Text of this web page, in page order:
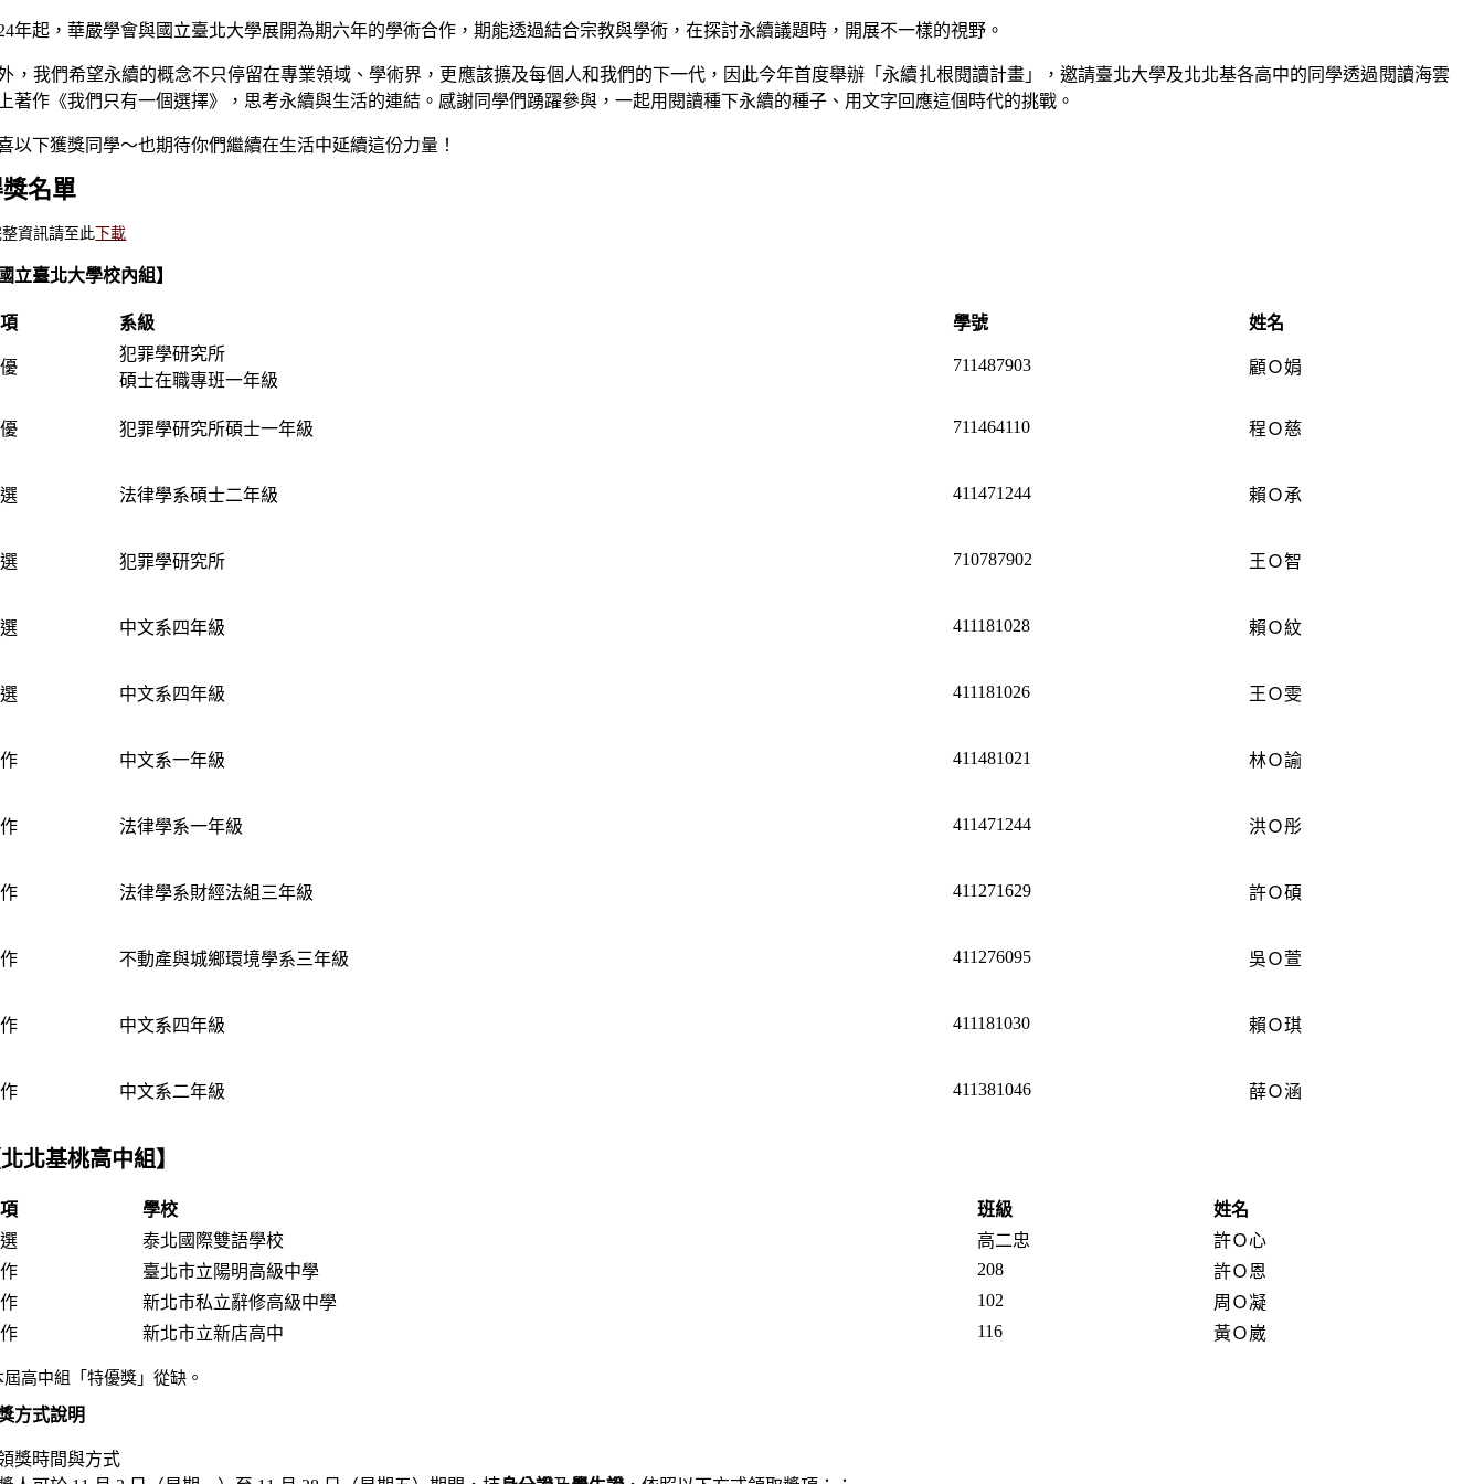
年起，華嚴學會與國立臺北大學展開為期六年的學術合作，期能透過結合宗教與學術，在探討永續議題時，開展不一樣的視野。
，我們希望永續的概念不只停留在專業領域、學術界，更應該擴及每個人和我們的下一代，因此今年首度舉辦「永續扎根閱讀計畫」，邀請臺北大學及北北基各高中的同學透過閱讀海雲
著作《我們只有一個選擇》，思考永續與生活的連結。 感謝同學們踴躍參與，一起用閱讀種下永續的種子、用文字回應這個時代的挑戰。
以下獲獎同學～也期待你們繼續在生活中延續這份力量！
名單
資訊請至此 下載
立臺北大學校內組】
系級 學號 姓名
犯罪學研究所
碩士在職專班一年級
711487903 顧Ｏ娟
犯罪學研究所碩士一年級 711464110 程Ｏ慈
法律學系碩士二年級 411471244 賴Ｏ承
犯罪學研究所 710787902 王Ｏ智
中文系四年級 411181028 賴Ｏ紋
中文系四年級 411181026 王Ｏ雯
中文系一年級 411481021 林Ｏ諭
法律學系一年級 411471244 洪Ｏ彤
法律學系財經法組三年級 411271629 許Ｏ碩
不動產與城鄉環境學系三年級 411276095 吳Ｏ萱
中文系四年級 411181030 賴Ｏ琪
中文系二年級 411381046 薛Ｏ涵
北基桃高中組】
學校 班級
姓名
泰北國際雙語學校 高二忠
許Ｏ心
臺北市立陽明高級中學 208
許Ｏ恩
新北市私立辭修高級中學 102
周Ｏ凝
新北市立新店高中 116 黃Ｏ崴
高中組「特優獎」從缺。
方式說明
獎時間與方式